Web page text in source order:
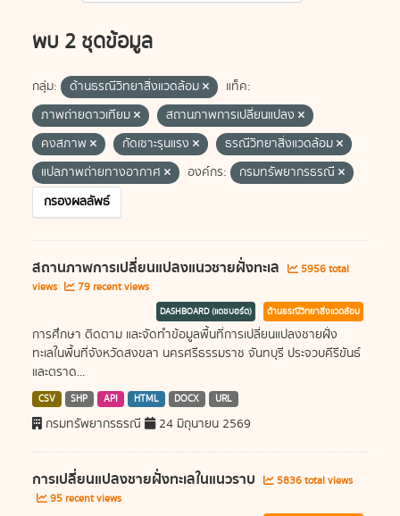
พบ 2 ชุดข้อมูล
กลุ่ม: ด้านธรณีวิทยาสิ่งแวดล้อม
แท็ค:
ภาพถ่ายดาวเทียม
สถานภาพการเปลี่ยนแปลง
คงสภาพ
กัดเซาะรุนแรง
ธรณีวิทยาสิ่งแวดล้อม
แปลภาพถ่ายทางอากาศ
องค์กร:
กรมทรัพยากรธรณี
กรองผลลัพธ์
สถานภาพการเปลี่ยนแปลงแนวชายฝั่งทะเล
5956 total
views
79 recent views
DASHBOARD (แดชบอร์ด) ด้านธรณีวิทยาสิ่งแวดล้อม
การศึกษา ติดตาม และจัดทำข้อมูลพื้นที่การเปลี่ยนแปลงชายฝั่ง
ทะเลในพื้นที่จังหวัดสงขลา นครศรีธรรมราช จันทบุรี ประจวบคีรีขันธ์
และตราด...
CSV SHP API HTML DOCX URL
กรมทรัพยากรธรณี 24 มิถุนายน 2569
การเปลี่ยนแปลงชายฝั่งทะเลในแนวราบ
5836 total views
95 recent views